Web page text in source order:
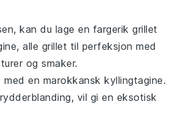
, kan du lage en fargerik grillet
, alle grillet til perfeksjon med
og smaker.
en marokkansk kyllingtagine.
, vil gi en eksotisk